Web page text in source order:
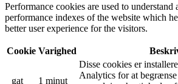
Performance cookies are used to understand
performance indexes of the website which
better user experience for the visitors.
Cookie Varighed
_gat 1 minut
Disse cookies er
Analytics for at begrænse